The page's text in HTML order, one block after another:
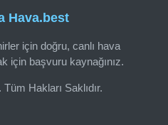
Hava.best
için doğru, canlı hava
için başvuru kaynağınız.
Hakları Saklıdır.